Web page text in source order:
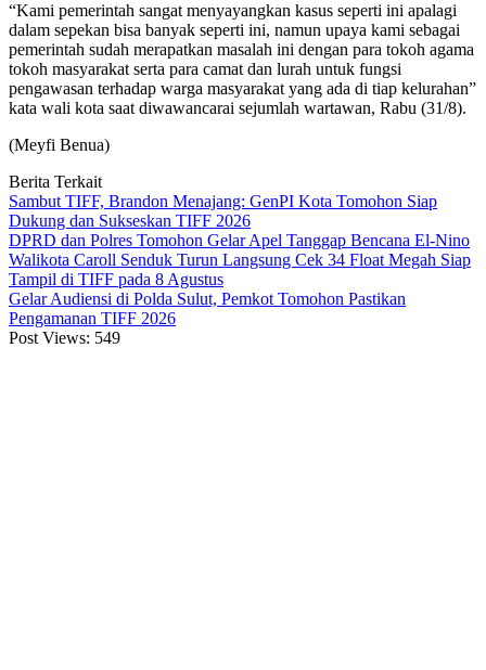
“Kami pemerintah sangat menyayangkan kasus seperti ini apalagi
dalam sepekan bisa banyak seperti ini, namun upaya kami sebagai
pemerintah sudah merapatkan masalah ini dengan para tokoh agama
tokoh masyarakat serta para camat dan lurah untuk fungsi
pengawasan terhadap warga masyarakat yang ada di tiap kelurahan”
kata wali kota saat diwawancarai sejumlah wartawan, Rabu (31/8).
(Meyfi Benua)
Berita Terkait
Sambut TIFF, Brandon Menajang: ​GenPI Kota Tomohon Siap
Dukung dan Sukseskan TIFF 2026
DPRD dan Polres Tomohon Gelar Apel Tanggap Bencana El-Nino
Walikota Caroll Senduk Turun Langsung Cek 34 Float Megah Siap
Tampil di TIFF pada 8 Agustus
Gelar Audiensi di Polda Sulut, Pemkot Tomohon Pastikan
Pengamanan TIFF 2026
Post Views: 549